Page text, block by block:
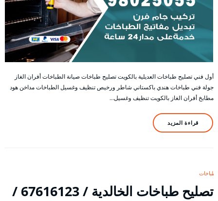
أول فني تصليح طباخات العديلية بالكويت تصليح طباخات صيانة الطباخات أفران الغاز
جولة فني طباخات هندي باكستاني شاطر ورخيص تنظيف وغسيل الطباخات مداخن هود
مطابخ أفران الغاز بالكويت تنظيف وغسيل…
قراءة المزيد
طباخات
تصليح طباخات الخالدية / 67616123 /